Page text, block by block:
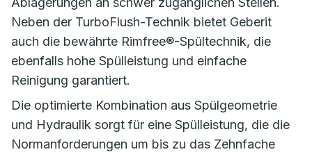
Neben der TurboFlush-Technik bietet Geberit
auch die bewährte Rimfree®-Spültechnik, die
ebenfalls hohe Spülleistung und einfache
Reinigung garantiert.
Die optimierte Kombination aus Spülgeometrie
und Hydraulik sorgt für eine Spülleistung, die die
Normanforderungen um bis zu das Zehnfache